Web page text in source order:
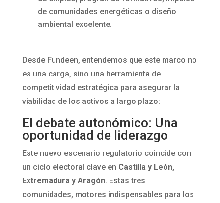
de comunidades energéticas o diseño
ambiental excelente.
Desde Fundeen, entendemos que este marco no
es una carga, sino una herramienta de
competitividad estratégica para asegurar la
viabilidad de los activos a largo plazo:
El debate autonómico: Una
oportunidad de liderazgo
Este nuevo escenario regulatorio coincide con
un ciclo electoral clave en Castilla y León,
Extremadura y Aragón. Estas tres
comunidades, motores indispensables para los